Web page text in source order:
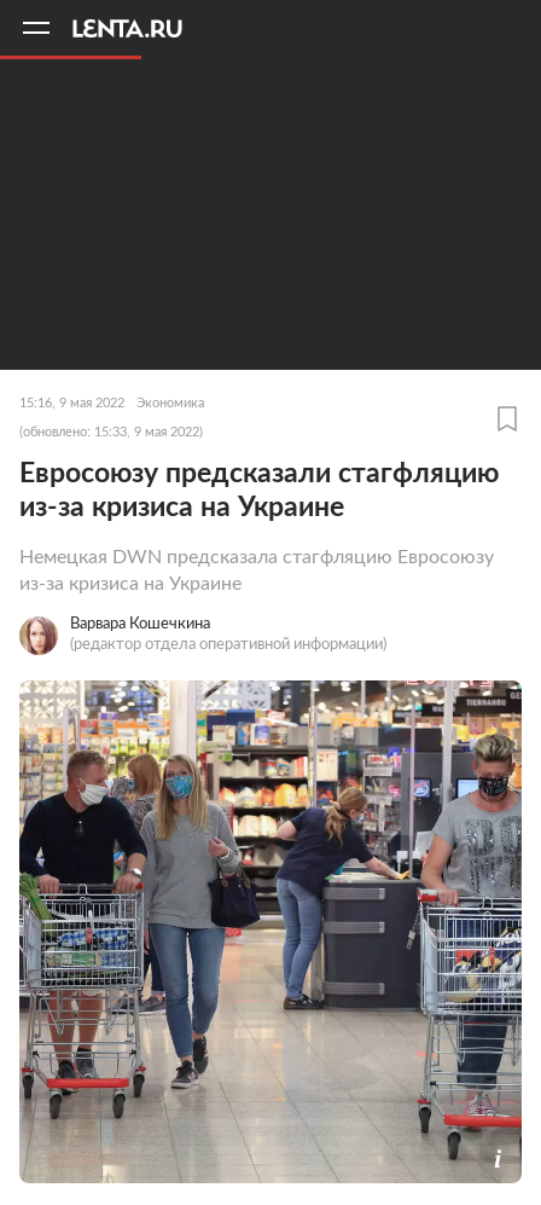
15:16, 9 мая 2022 Экономика
(обновлено: 15:33, 9 мая 2022)
Евросоюзу предсказали стагфляцию
из-за кризиса на Украине
Немецкая DWN предсказала стагфляцию Евросоюзу
из-за кризиса на Украине
Варвара Кошечкина
(редактор отдела оперативной информации)